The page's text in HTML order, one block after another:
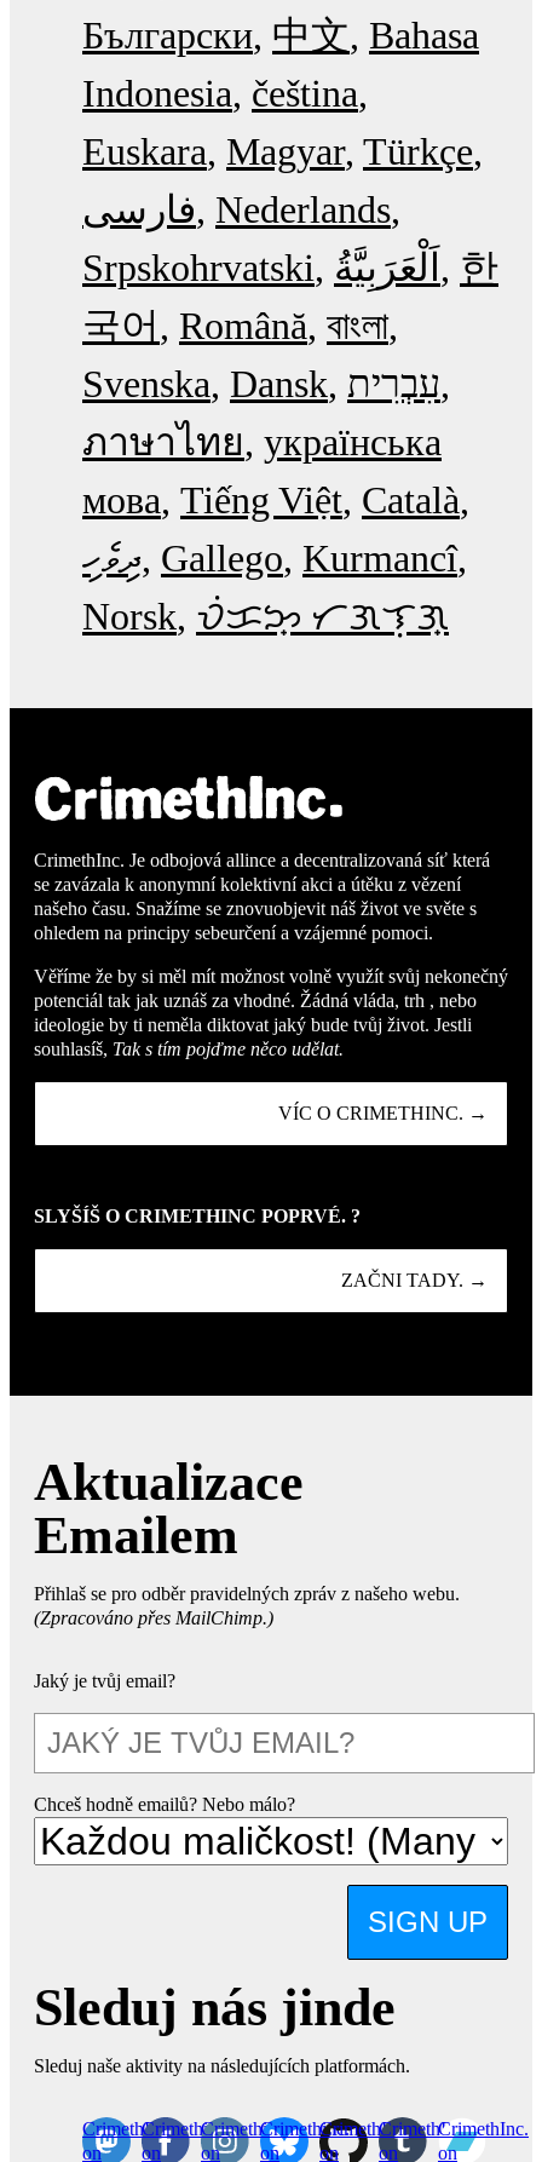
Български 中文 Bahasa
Indonesia čeština
Euskara Magyar Türkçe
فارسی Nederlands
Srpskohrvatski
한
국어
Română বাংলা
Svenska Dansk עִבְרִית
ภาษาไทย українська
мова Tiếng Việt Català
ދިވެހި Gallego Kurmancî
Norsk ᜏᜒᜃᜅ᜔ ᜆᜄᜎᜓᜄ᜔
CrimethInc. Je odbojová allince a decentralizovaná síť která
se zavázala k anonymní kolektivní akci a útěku z vězení
našeho času. Snažíme se znovuobjevit náš život ve světe s
ohledem na principy sebeurčení a vzájemné pomoci.
Věříme že by si měl mít možnost volně využít svůj nekonečný
potenciál tak jak uznáš za vhodné. Žádná vláda, trh , nebo
ideologie by ti neměla diktovat jaký bude tvůj život. Jestli
souhlasíš, Tak s tím pojďme něco udělat.
VÍC O CRIMETHINC. →
SLYŠÍŠ O CRIMETHINC POPRVÉ. ?
ZAČNI TADY. →
Aktualizace
Emailem
Přihlaš se pro odběr pravidelných zpráv z našeho webu.
(Zpracováno přes MailChimp.)
Jaký je tvůj email?
Chceš hodně emailů? Nebo málo?
SIGN UP
Sleduj nás jinde
Sleduj naše aktivity na následujících platformách.
CrimethInc.
on
Crimethinc.
on
Crimethinc.
on
Crimethinc.
on
CrimethInc.
on
CrimethInc.
on
CrimethInc.
on